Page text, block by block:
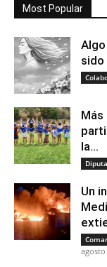
Most Popular
sido
la...
Un
agosto